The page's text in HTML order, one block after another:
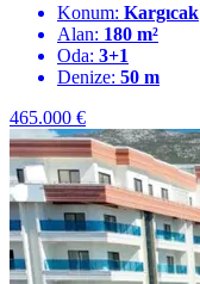
Konum: Kargıcak
Alan: 180 m²
Oda: 3+1
Denize: 50 m
465.000 €